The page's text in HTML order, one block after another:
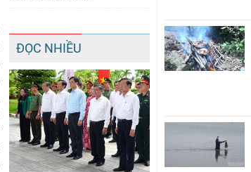
ĐỌC NHIỀU